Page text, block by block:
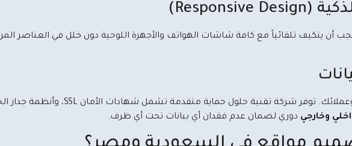
يجب أن يتكيف تلقائياً مع كافة شاشات الهواتف والأجهزة اللوحية دون خلل في العناصر
وخارجي دوري لضمان عدم فقدان أي بيانات تحت أي ظرف.